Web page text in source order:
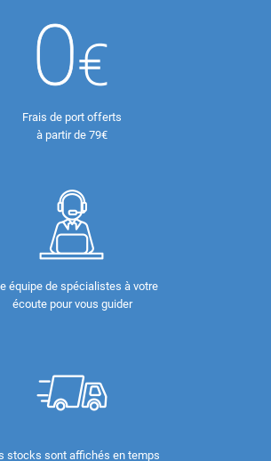
Frais de port offerts
à partir de 79€
équipe de spécialistes à votre
écoute pour vous guider
stocks sont affichés en temps